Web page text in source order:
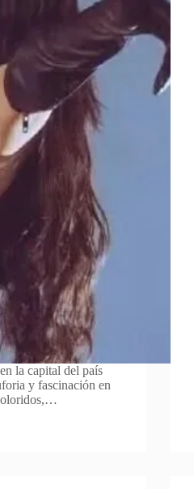
la capital del país
y fascinación en